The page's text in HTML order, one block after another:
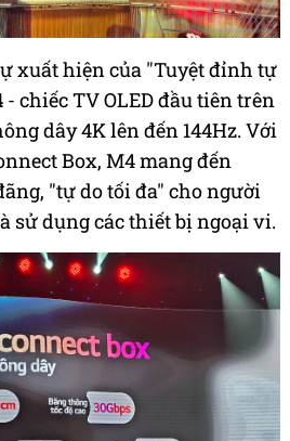
xuất hiện của "Tuyệt đỉnh tự
- chiếc TV OLED đầu tiên trên
dây 4K lên đến 144Hz. Với
Box, M4 mang đến
"tự do tối đa" cho người
sử dụng các thiết bị ngoại vi.